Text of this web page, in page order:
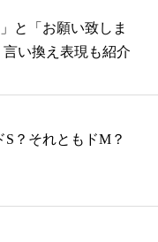
と「お願い致しま
い換え表現も紹介
？それともドM？